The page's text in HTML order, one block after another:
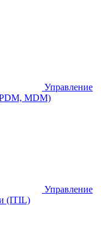
Управление
MDM)
Управление
(ITIL)